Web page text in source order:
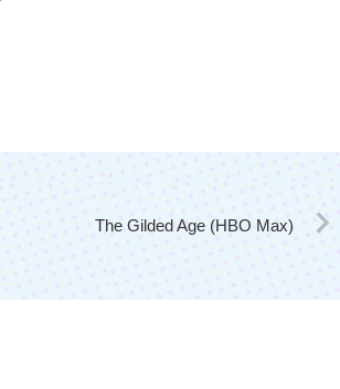
The Gilded Age (HBO Max)